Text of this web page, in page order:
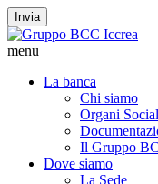
Invia
menu
La banca
Chi siamo
Organi
Il Gruppo
Dove siamo
La Sede